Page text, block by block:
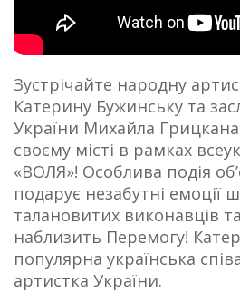
Зустрічайте народну
Катерину Бужинську та
України Михайла
своєму місті в рамках
«ВОЛЯ»! Особлива подія
подарує незабутні емоції
талановитих виконавців
наблизить Перемогу!
популярна українська
артистка України.